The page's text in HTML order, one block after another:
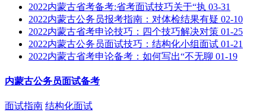
2022内蒙古省考备考:省考面试技巧关于“执 03-31
2022内蒙古公务员报考指南：对体检结果有疑 02-10
2022内蒙古省考申论技巧：四个技巧解决对策 01-25
2022内蒙古公务员面试技巧：结构化小组面试 01-21
2022内蒙古省考申论备考：如何写出“不无聊 01-19
内蒙古公务员面试备考
面试指南 结构化面试